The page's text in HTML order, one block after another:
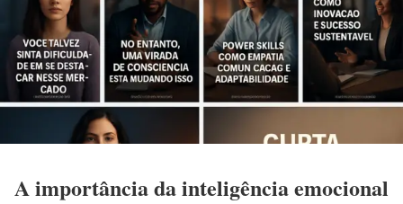
A importância da inteligência emocional